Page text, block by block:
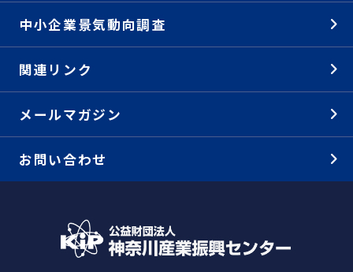
中小企業景気動向調査
関連リンク
メールマガジン
お問い合わせ